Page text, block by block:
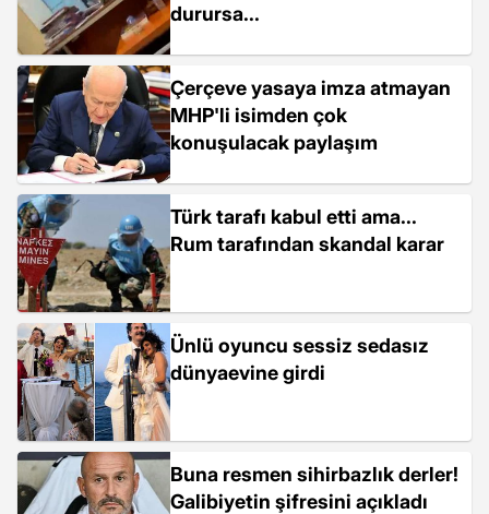
durursa...
Çerçeve yasaya imza atmayan
MHP'li isimden çok
konuşulacak paylaşım
Türk tarafı kabul etti ama...
Rum tarafından skandal karar
Ünlü oyuncu sessiz sedasız
dünyaevine girdi
Buna resmen sihirbazlık derler!
Galibiyetin şifresini açıkladı